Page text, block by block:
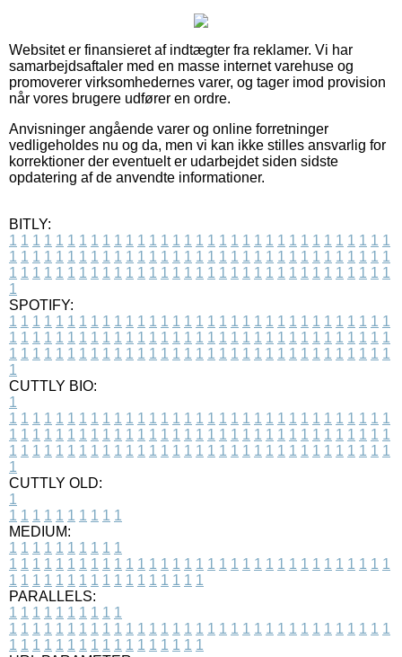
Websitet er finansieret af indtægter fra reklamer. Vi har
samarbejdsaftaler med en masse internet varehuse og
promoverer virksomhedernes varer, og tager imod provision
når vores brugere udfører en ordre.
Anvisninger angående varer og online forretninger
vedligeholdes nu og da, men vi kan ikke stilles ansvarlig for
korrektioner der eventuelt er udarbejdet siden sidste
opdatering af de anvendte informationer.
BITLY:
1 1 1 1 1 1 1 1 1 1 1 1 1 1 1 1 1 1 1 1 1 1 1 1 1 1 1 1 1 1 1 1 1
1 1 1 1 1 1 1 1 1 1 1 1 1 1 1 1 1 1 1 1 1 1 1 1 1 1 1 1 1 1 1 1 1
1 1 1 1 1 1 1 1 1 1 1 1 1 1 1 1 1 1 1 1 1 1 1 1 1 1 1 1 1 1 1 1 1
1
SPOTIFY:
1 1 1 1 1 1 1 1 1 1 1 1 1 1 1 1 1 1 1 1 1 1 1 1 1 1 1 1 1 1 1 1 1
1 1 1 1 1 1 1 1 1 1 1 1 1 1 1 1 1 1 1 1 1 1 1 1 1 1 1 1 1 1 1 1 1
1 1 1 1 1 1 1 1 1 1 1 1 1 1 1 1 1 1 1 1 1 1 1 1 1 1 1 1 1 1 1 1 1
1
CUTTLY BIO:
1
1 1 1 1 1 1 1 1 1 1 1 1 1 1 1 1 1 1 1 1 1 1 1 1 1 1 1 1 1 1 1 1 1
1 1 1 1 1 1 1 1 1 1 1 1 1 1 1 1 1 1 1 1 1 1 1 1 1 1 1 1 1 1 1 1 1
1 1 1 1 1 1 1 1 1 1 1 1 1 1 1 1 1 1 1 1 1 1 1 1 1 1 1 1 1 1 1 1 1
1
CUTTLY OLD:
1
1 1 1 1 1 1 1 1 1 1
MEDIUM:
1 1 1 1 1 1 1 1 1 1
1 1 1 1 1 1 1 1 1 1 1 1 1 1 1 1 1 1 1 1 1 1 1 1 1 1 1 1 1 1 1 1 1
1 1 1 1 1 1 1 1 1 1 1 1 1 1 1 1 1
PARALLELS:
1 1 1 1 1 1 1 1 1 1
1 1 1 1 1 1 1 1 1 1 1 1 1 1 1 1 1 1 1 1 1 1 1 1 1 1 1 1 1 1 1 1 1
1 1 1 1 1 1 1 1 1 1 1 1 1 1 1 1 1